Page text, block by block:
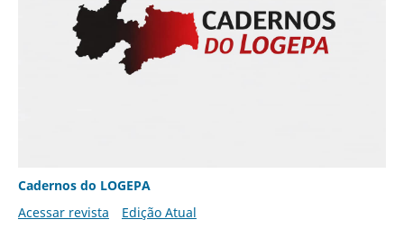
Cadernos do LOGEPA
Acessar revista
Edição Atual